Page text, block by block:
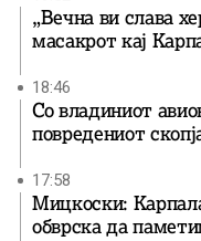
„Вечна ви слава
масакрот кај
18:46
Со владиниот
повредениот
17:58
Мицкоски:
обврска да